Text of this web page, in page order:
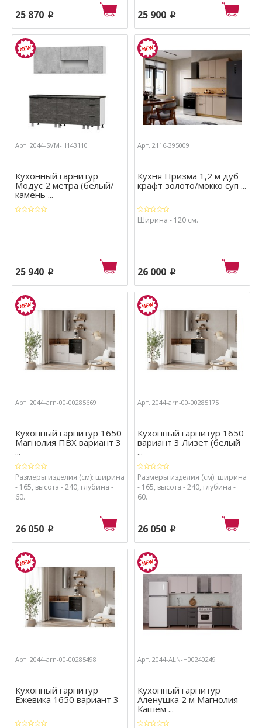
25 870 p 25 900 p
Арт.:2044-SVM-Н143110
Кухонный гарнитур
Модус 2 метра (белый/
камень ...
25 940 p
Арт.:2116-395009
Кухня Призма 1,2 м дуб
крафт золото/мокко суп ...
Ширина - 120 см.
26 000 p
Арт.:2044-arn-00-00285669
Кухонный гарнитур 1650
Магнолия ПВХ вариант 3
...
Размеры изделия (см): ширина
- 165, высота - 240, глубина -
60.
26 050 p
Арт.:2044-arn-00-00285175
Кухонный гарнитур 1650
вариант 3 Лизет (белый
...
Размеры изделия (см): ширина
- 165, высота - 240, глубина -
60.
26 050 p
Арт.:2044-arn-00-00285498
Кухонный гарнитур
Ежевика 1650 вариант 3
Арт.:2044-ALN-Н00240249
Кухонный гарнитур
Аленушка 2 м Магнолия
Кашем ...